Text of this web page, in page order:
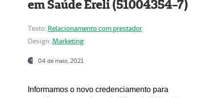
em Saúde Ereli (51004354-7)
Texto: Relacionamento com prestador
Design: Marketing
04 de maio, 2021
Informamos o novo credenciamento para